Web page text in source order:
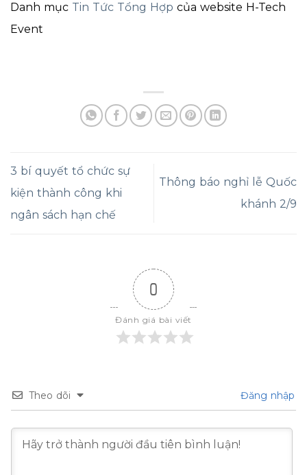
Danh mục Tin Tức Tổng Hợp của website H-Tech
Event
3 bí quyết tổ chức sự
kiện thành công khi
ngân sách hạn chế
Thông báo nghỉ lễ Quốc
khánh 2/9
0
Đánh giá bài viết
Theo dõi Đăng nhập